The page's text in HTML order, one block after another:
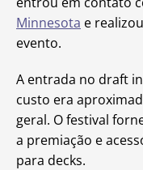
Minnesota e
evento.
A entrada no draft
custo era
geral. O festival
a premiação e
para decks.